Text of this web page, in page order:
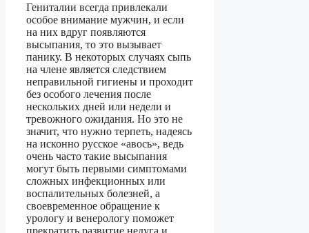
Гениталии всегда привлекали
особое внимание мужчин, и если
на них вдруг появляются
высыпания, то это вызывает
панику. В некоторых случаях сыпь
на члене является следствием
неправильной гигиены и проходит
без особого лечения после
нескольких дней или недели и
тревожного ожидания. Но это не
значит, что нужно терпеть, надеясь
на исконно русское «авось», ведь
очень часто такие высыпания
могут быть первыми симптомами
сложных инфекционных или
воспалительных болезней, а
своевременное обращение к
урологу и венерологу поможет
прекратить развитие недуга и